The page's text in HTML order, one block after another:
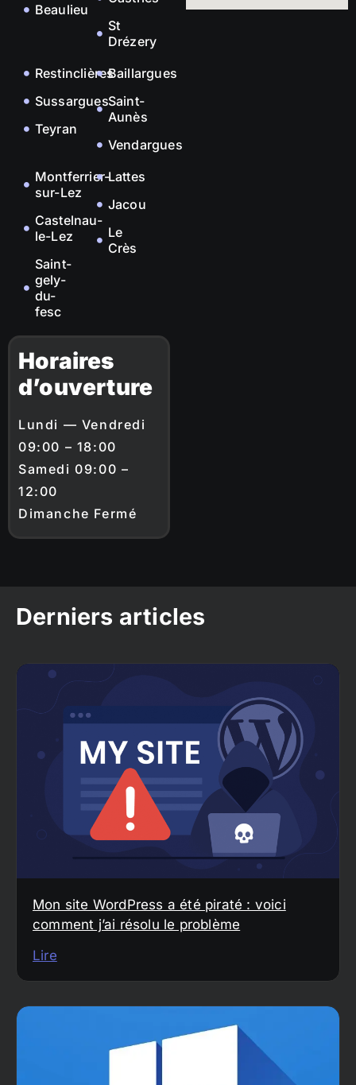
Beaulieu
St
Drézery
Restinclières
Sussargues
Teyran
Baillargues
Saint-
Aunès
Vendargues
Montferrier-
sur-Lez
Castelnau-
le-Lez
Saint-
gely-
du-
fesc
Lattes
Jacou
Le
Crès
Horaires
d’ouverture
Lundi — Vendredi
09:00 – 18:00
Samedi 09:00 –
12:00
Dimanche Fermé
Derniers articles
Mon site WordPress a été piraté : voici
comment j’ai résolu le problème
Lire